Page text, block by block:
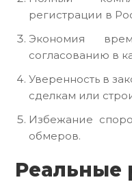
регистрации в
Экономия
согласованию в
Уверенность в
сделкам или
Избежание
обмеров.
Реальные